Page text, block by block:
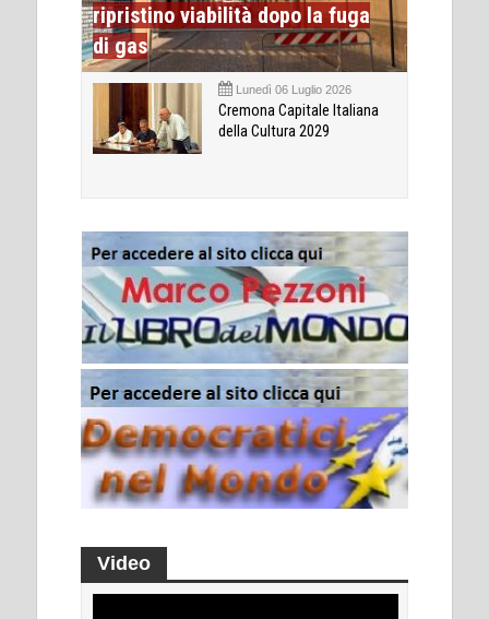
ripristino viabilità dopo la fuga
di gas
Lunedì 06 Luglio 2026
Cremona Capitale Italiana
della Cultura 2029
Video